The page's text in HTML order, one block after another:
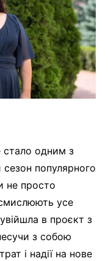
стало одним з
популярного
не просто
усе
в проєкт з
з собою
і надії на нове